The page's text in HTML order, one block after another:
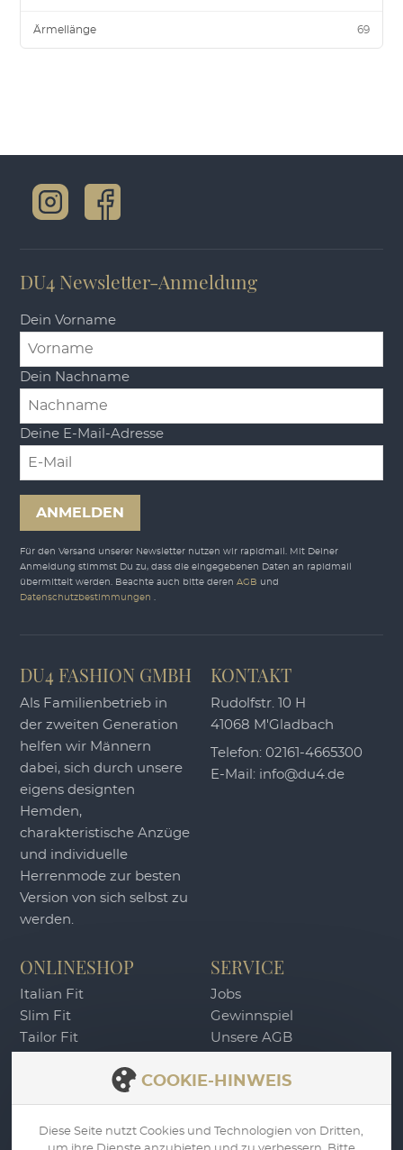
Ärmellänge 69
DU4 Newsletter-Anmeldung
Dein Vorname
Dein Nachname
Deine E-Mail-Adresse
ANMELDEN
Für den Versand unserer Newsletter nutzen wir rapidmail. Mit Deiner
Anmeldung stimmst Du zu, dass die eingegebenen Daten an rapidmail
übermittelt werden. Beachte auch bitte derenAGB und
Datenschutzbestimmungen
DU4 FASHION GMBH
Als Familienbetrieb in
der zweiten Generation
helfen wir Männern
dabei, sich durch unsere
eigens designten
Hemden,
charakteristische Anzüge
und individuelle
Herrenmode zur besten
Version von sich selbst zu
werden.
KONTAKT
Rudolfstr. 10 H
41068 M'Gladbach
Telefon:02161-4665300
E-Mail: info@du4.de
ONLINESHOP
Italian Fit
Slim Fit
Tailor Fit
SERVICE
Jobs
Gewinnspiel
Unsere AGB
Zahlung & Versand
Datenschutz
Impressum
COOKIE-HINWEIS
Diese Seite nutzt Cookies und Technologien von Dritten,